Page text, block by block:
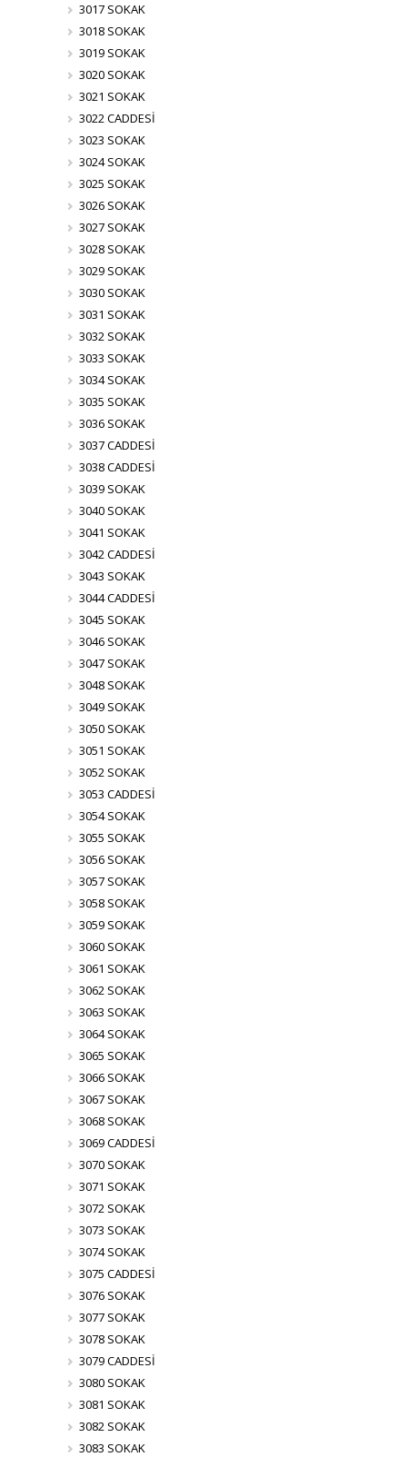
3017 SOKAK
3018 SOKAK
3019 SOKAK
3020 SOKAK
3021 SOKAK
3022 CADDESİ
3023 SOKAK
3024 SOKAK
3025 SOKAK
3026 SOKAK
3027 SOKAK
3028 SOKAK
3029 SOKAK
3030 SOKAK
3031 SOKAK
3032 SOKAK
3033 SOKAK
3034 SOKAK
3035 SOKAK
3036 SOKAK
3037 CADDESİ
3038 CADDESİ
3039 SOKAK
3040 SOKAK
3041 SOKAK
3042 CADDESİ
3043 SOKAK
3044 CADDESİ
3045 SOKAK
3046 SOKAK
3047 SOKAK
3048 SOKAK
3049 SOKAK
3050 SOKAK
3051 SOKAK
3052 SOKAK
3053 CADDESİ
3054 SOKAK
3055 SOKAK
3056 SOKAK
3057 SOKAK
3058 SOKAK
3059 SOKAK
3060 SOKAK
3061 SOKAK
3062 SOKAK
3063 SOKAK
3064 SOKAK
3065 SOKAK
3066 SOKAK
3067 SOKAK
3068 SOKAK
3069 CADDESİ
3070 SOKAK
3071 SOKAK
3072 SOKAK
3073 SOKAK
3074 SOKAK
3075 CADDESİ
3076 SOKAK
3077 SOKAK
3078 SOKAK
3079 CADDESİ
3080 SOKAK
3081 SOKAK
3082 SOKAK
3083 SOKAK